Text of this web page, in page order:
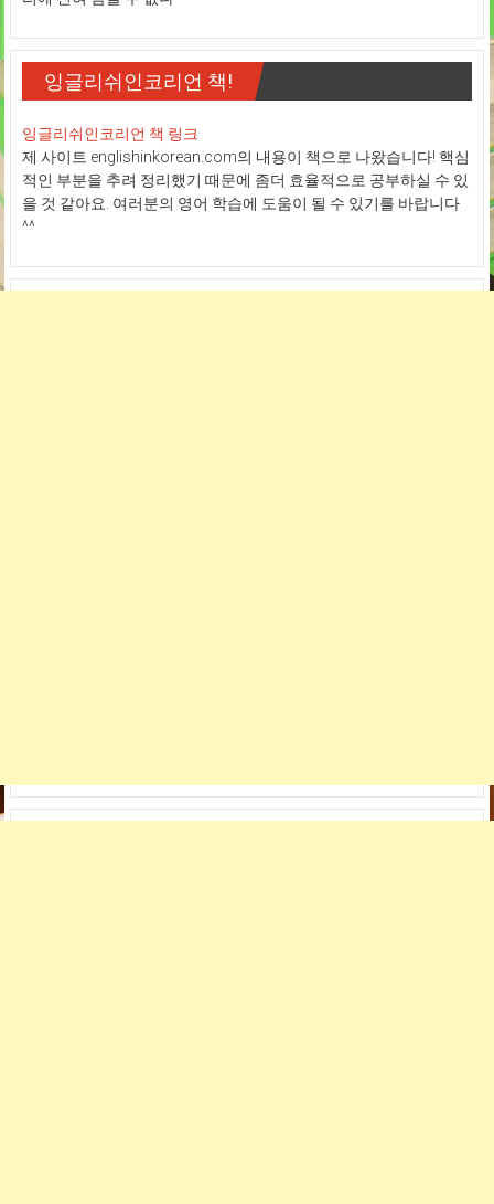
잉글리쉬인코리언 책!
잉글리쉬인코리언 책 링크
제 사이트 englishinkorean.com의 내용이 책으로 나왔습니다! 핵심
적인 부분을 추려 정리했기 때문에 좀더 효율적으로 공부하실 수 있
을 것 같아요. 여러분의 영어 학습에 도움이 될 수 있기를 바랍니다
^^